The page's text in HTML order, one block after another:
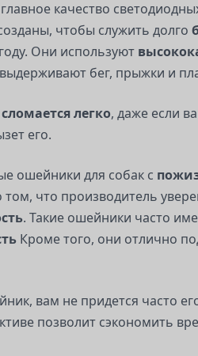
качество
чтобы служить долго
Они используют
бег, прыжки и
легко, даже если
его.
ошейники для собак с
том, что производитель
. Такие ошейники часто
Кроме того, они отлично
вам не придется часто
позволит сэкономить